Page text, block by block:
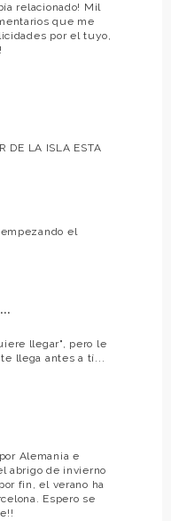
relacionado! Mil
que me
por el tuyo,
DE LA ISLA ESTA
el
llegar", pero le
llega antes a tí...
Alemania e
abrigo de invierno
fin, el verano ha
Espero se